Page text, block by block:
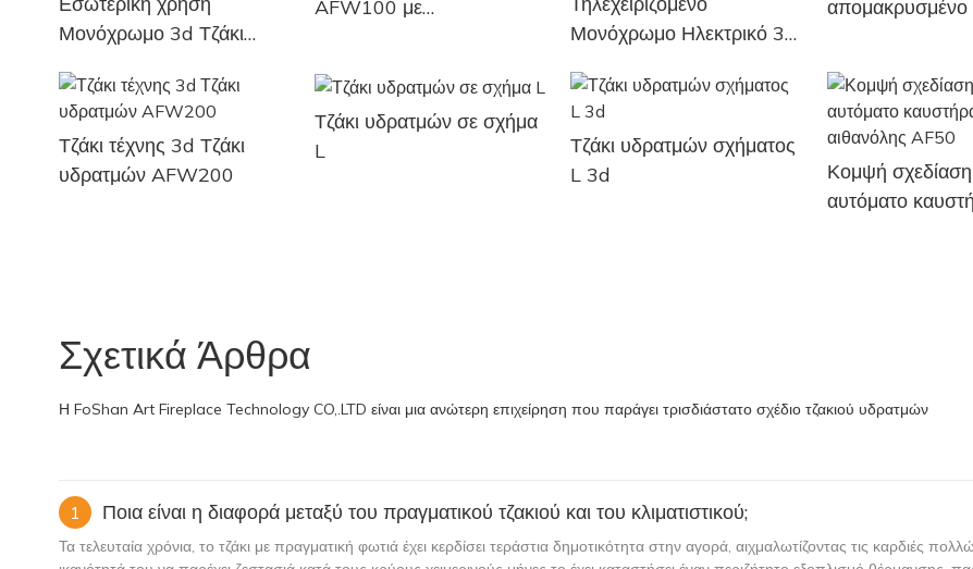
Μονόχρωμο 3d Τζάκι
AFW100 με
Μονόχρωμο Ηλεκτρικό 3d
Τζάκι τέχνης 3d Τζάκι
υδρατμών AFW200
Τζάκι υδρατμών σε σχήμα
L
Τζάκι υδρατμών σχήματος
L 3d
Κομψή
αυτόματο
Σχετικά Άρθρα
Η FoShan Art Fireplace Technology CO,.LTD είναι μια ανώτερη επιχείρηση που παράγει τρισδιάστατο σχέδιο τζακιού υδρατμών
1 Ποια είναι η διαφορά μεταξύ του πραγματικού τζακιού και του κλιματιστικού;
Τα τελευταία χρόνια, το τζάκι με πραγματική φωτιά έχει κερδίσει τεράστια δημοτικότητα στην αγορά, αιχμαλωτίζοντας τις καρδιές